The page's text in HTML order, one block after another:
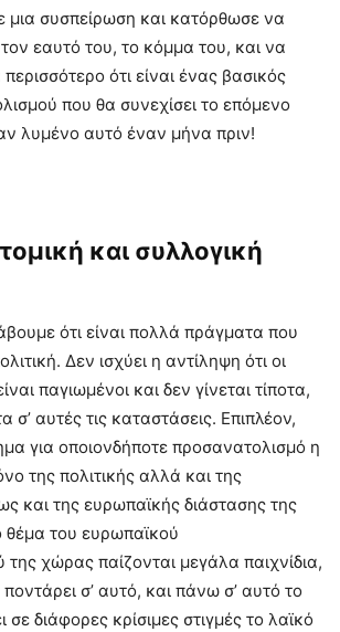
μια συσπείρωση και κατόρθωσε να
τον εαυτό του, το κόμμα του, και να
ότι είναι ένας βασικός
που θα συνεχίσει το επόμενο
λυμένο αυτό έναν μήνα πριν!
και συλλογική
ότι είναι πολλά πράγματα που
Δεν ισχύει η αντίληψη ότι οι
παγιωμένοι και δεν γίνεται τίποτα,
σ’ αυτές τις καταστάσεις. Επιπλέον,
για οποιονδήποτε προσανατολισμό η
της πολιτικής αλλά και της
και της ευρωπαϊκής διάστασης της
του ευρωπαϊκού
χώρας παίζονται μεγάλα παιχνίδια,
ποντάρει σ’ αυτό, και πάνω σ’ αυτό το
σε διάφορες κρίσιμες στιγμές το λαϊκό